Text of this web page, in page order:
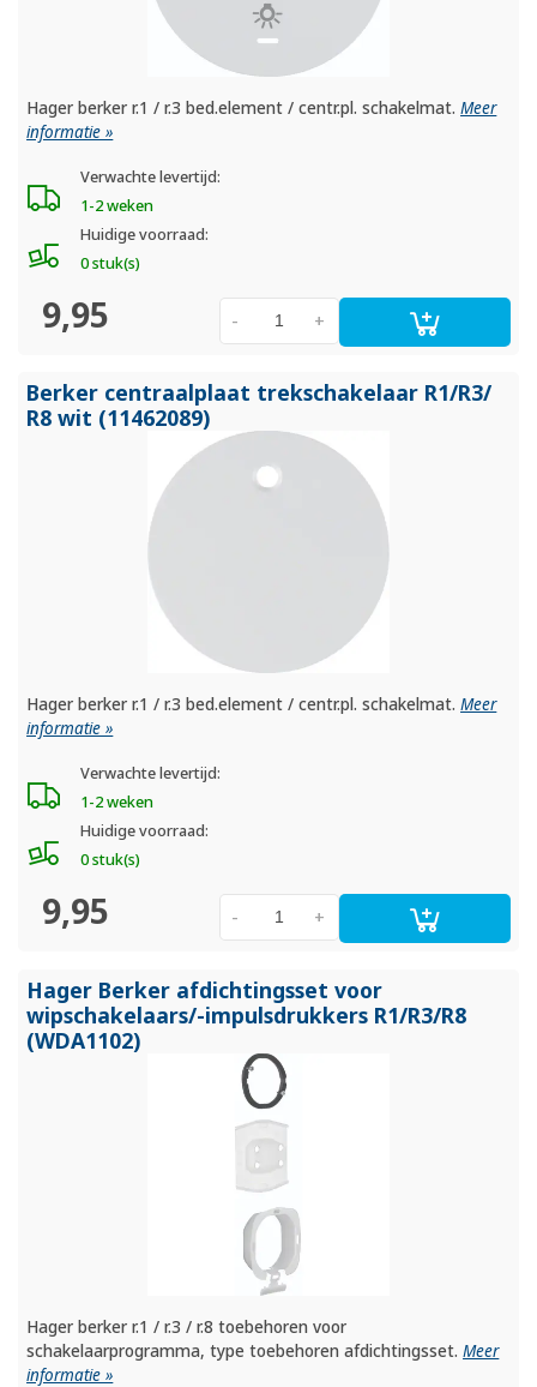
Hager berker r.1 / r.3 bed.element / centr.pl. schakelmat.Meer
informatie »
Verwachte levertijd:
1-2 weken
Huidige voorraad:
0 stuk(s)
9,95 +
-
Berker centraalplaat trekschakelaar R1/R3/
R8 wit (11462089)
Hager berker r.1 / r.3 bed.element / centr.pl. schakelmat.Meer
informatie »
Verwachte levertijd:
1-2 weken
Huidige voorraad:
0 stuk(s)
9,95 +
-
Hager Berker afdichtingsset voor
wipschakelaars/-impulsdrukkers R1/R3/R8
(WDA1102)
Hager berker r.1 / r.3 / r.8 toebehoren voor
schakelaarprogramma, type toebehoren afdichtingsset.Meer
informatie »